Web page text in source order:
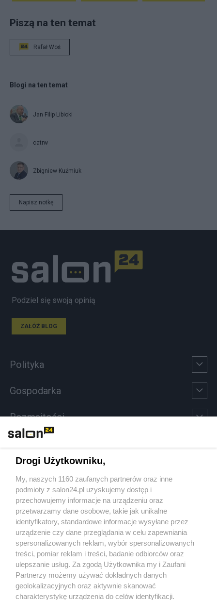
Piszą na ten temat
Rafał Woś
Blogi na ten temat
Jan Filip Libicki
catrw
Zbigniew Kuźmiuk
Napisz notkę
Podziel się swoją opinią
ZAŁÓŻ BLOG
Polityka
Gospodarka
Rozmaitości
Sport
Społeczeństwo
Kultura
X Facebook Instagram Youtube
Drogi Użytkowniku,
My, naszych 1160 zaufanych partnerów oraz inne
podmioty z salon24.pl uzyskujemy dostęp i
przechowujemy informacje na urządzeniu oraz
przetwarzamy dane osobowe, takie jak unikalne
identyfikatory, standardowe informacje wysyłane przez
urządzenie czy dane przeglądania w celu zapewniania
spersonalizowanych reklam, wybór spersonalizowanych
treści, pomiar reklam i treści, badanie odbiorców oraz
ulepszanie usług. Za zgodą Użytkownika my i Zaufani
Partnerzy możemy używać dokładnych danych
geolokalizacyjnych oraz aktywnie skanować
charakterystykę urządzenia do celów identyfikacji.